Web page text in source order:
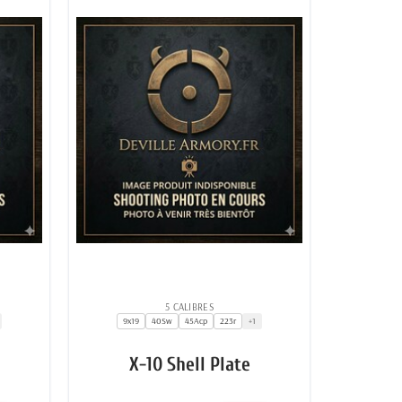
5 CALIBRES
9x19 40Sw 45Acp 223r +1
X-10 Shell Plate